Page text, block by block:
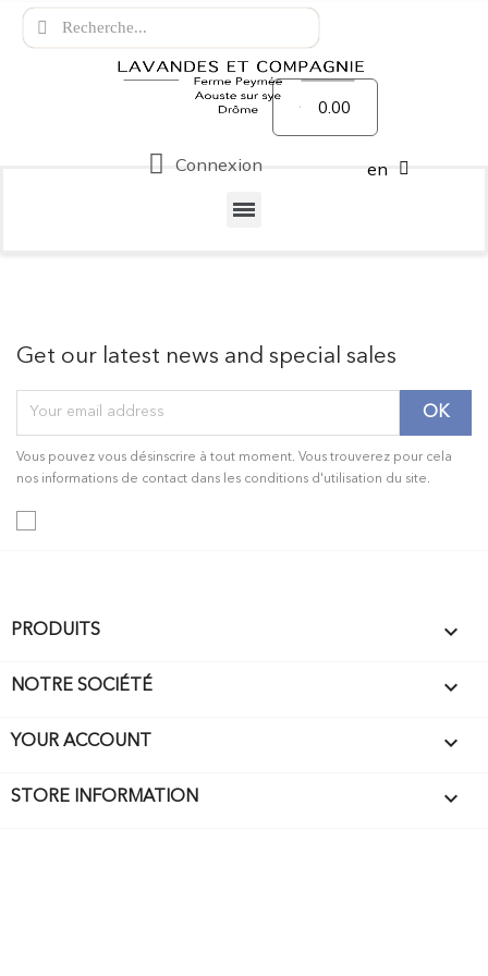
Connexion
0.00
en
Get our latest news and special sales
Vous pouvez vous désinscrire à tout moment. Vous trouverez pour cela
nos informations de contact dans les conditions d'utilisation du site.
PRODUITS 
NOTRE SOCIÉTÉ 
YOUR ACCOUNT 
STORE INFORMATION keyboard_arrow_down